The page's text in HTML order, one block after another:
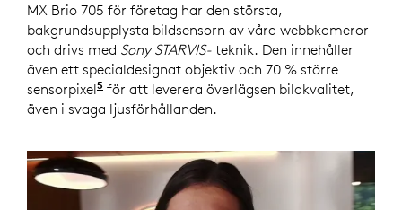
MX Brio 705 för företag har den största,
bakgrundsupplysta bildsensorn av våra webbkameror
och drivs med Sony STARVIS- teknik. Den innehåller
även ett specialdesignat objektiv och 70 % större
sensorpixel5 Jämfört med Logitech Brio
för att leverera överlägsen bildkvalitet,
även i svaga ljusförhållanden.